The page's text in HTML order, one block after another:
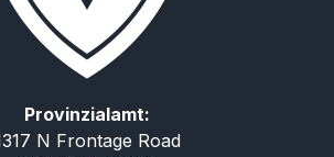
Provinzialamt:
N Frontage Road